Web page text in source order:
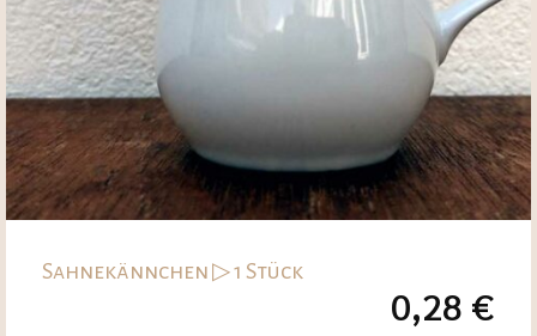
Sahnekännchen ▷ 1 Stück
0,28 €